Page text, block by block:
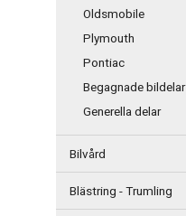
Oldsmobile
Plymouth
Pontiac
Begagnade bildelar
Generella delar
Bilvård
Blästring - Trumling